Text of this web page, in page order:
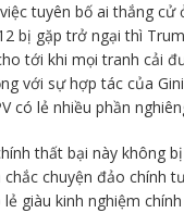
tuyên bố ai thắng
bị gặp trở ngại thì
tới khi mọi tranh cải
với sự hợp tác của
có lẻ nhiều phần
thất bại này không
chuyện đảo chính
giàu kinh nghiệm